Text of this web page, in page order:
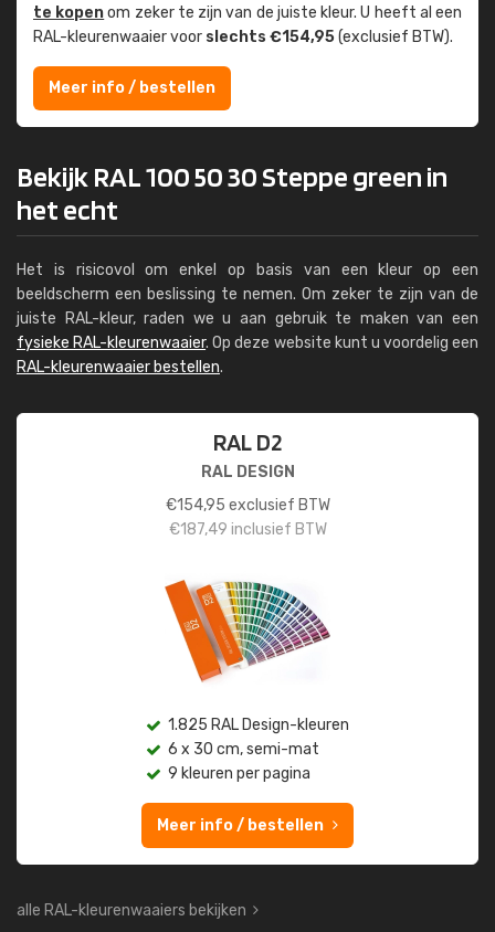
te kopenom zeker te zijn van de juiste kleur. U heeft al een
RAL-kleuren­waaier voor slechts €154,95(exclusief BTW).
Meer info / bestellen
Bekijk RAL 100 50 30 Steppe green in
het echt
Het is risicovol om enkel op basis van een kleur op een
beeldscherm een beslissing te nemen. Om zeker te zijn van de
juiste RAL-kleur, raden we u aan gebruik te maken van een
fysieke RAL-kleurenwaaier. Op deze website kunt u voordelig een
RAL-kleurenwaaier bestellen.
RAL D2
RAL DESIGN
€154,95 exclusief BTW
€187,49 inclusief BTW
1.825 RAL Design-kleuren
6 x 30 cm, semi-mat
9 kleuren per pagina
Meer info / bestellen
alle RAL-kleurenwaaiers bekijken